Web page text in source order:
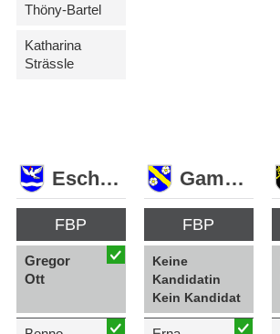
Thöny-Bartel
Katharina
Strässle
Eschen
FBP
Gregor
Ott
Gamprin
FBP
Keine
Kandidatin
Kein Kandidat